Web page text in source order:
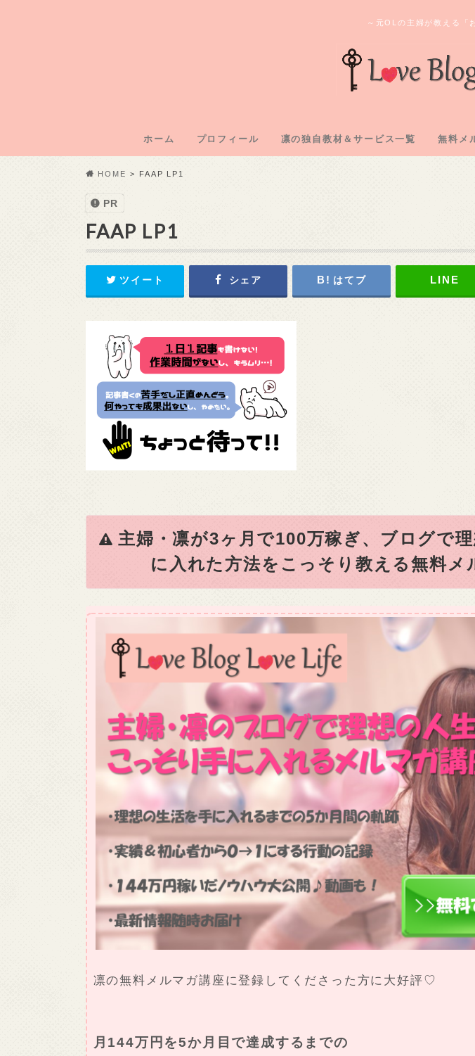
～元OLの主婦が教える「
ホーム プロフィール 凛の独自教材＆サービス一覧 無料メ
HOME FAAP LP1
PR
FAAP LP1
ツイート シェア はてブ
主婦・凛が3ヶ月で100万稼ぎ、ブログで
に入れた方法をこっそり教える無料メ
凛の無料メルマガ講座に登録してくださった方に大好評♡
月144万円を5か月目で達成するまでの